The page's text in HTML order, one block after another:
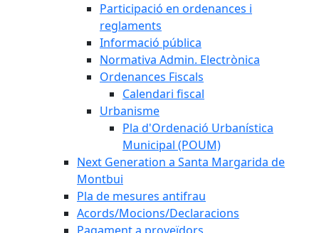
Participació en ordenances i
reglaments
Informació pública
Normativa Admin. Electrònica
Ordenances Fiscals
Calendari fiscal
Urbanisme
Pla d'Ordenació Urbanística
Municipal (POUM)
Next Generation a Santa Margarida de
Montbui
Pla de mesures antifrau
Acords/Mocions/Declaracions